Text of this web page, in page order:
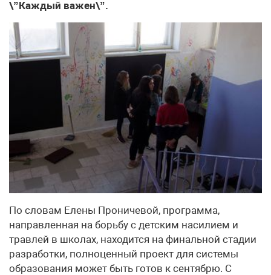
\”Каждый важен\”.
По словам Елены Проничевой, программа,
направленная на борьбу с детским насилием и
травлей в школах, находится на финальной стадии
разработки, полноценный проект для системы
образования может быть готов к сентябрю. С